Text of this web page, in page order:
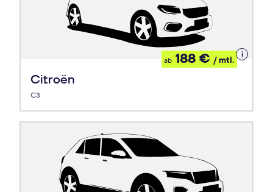
Citroën
C3
ab 188 € / mtl.
Details
zum